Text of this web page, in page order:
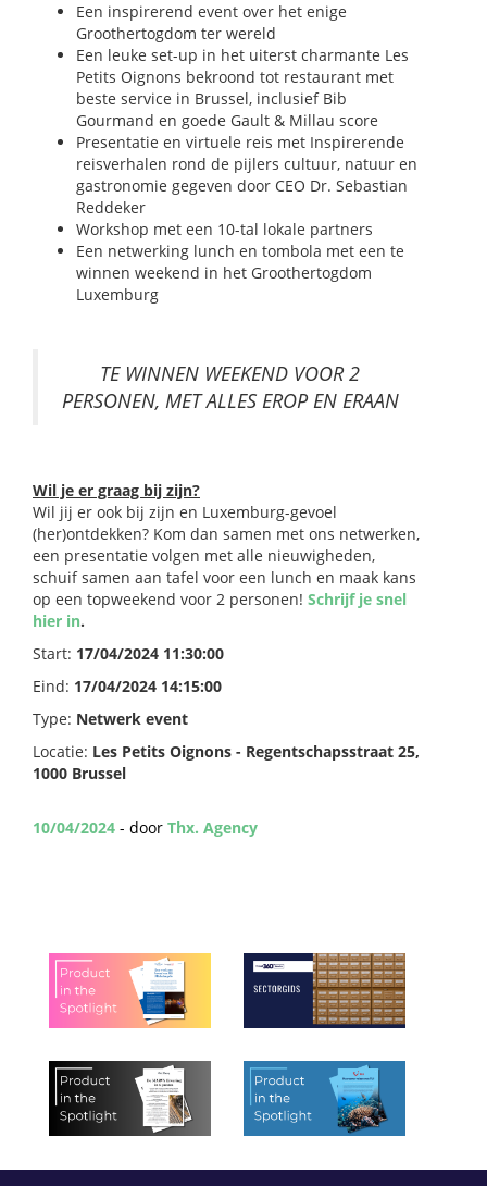
Een inspirerend event over het enige
Groothertogdom ter wereld
Een leuke set-up in het uiterst charmante Les
Petits Oignons bekroond tot restaurant met
beste service in Brussel, inclusief Bib
Gourmand en goede Gault & Millau score
Presentatie en virtuele reis met Inspirerende
reisverhalen rond de pijlers cultuur, natuur en
gastronomie gegeven door CEO Dr. Sebastian
Reddeker
Workshop met een 10-tal lokale partners
Een netwerking lunch en tombola met een te
winnen weekend in het Groothertogdom
Luxemburg
TE WINNEN WEEKEND VOOR 2
PERSONEN, MET ALLES EROP EN ERAAN
Wil je er graag bij zijn?
Wil jij er ook bij zijn en Luxemburg-gevoel
(her)ontdekken? Kom dan samen met ons netwerken,
een presentatie volgen met alle nieuwigheden,
schuif samen aan tafel voor een lunch en maak kans
op een topweekend voor 2 personen! Schrijf je snel
hier in.
Start: 17/04/2024 11:30:00
Eind: 17/04/2024 14:15:00
Type: Netwerk event
Locatie: Les Petits Oignons - Regentschapsstraat 25,
1000 Brussel
10/04/2024 - door Thx. Agency